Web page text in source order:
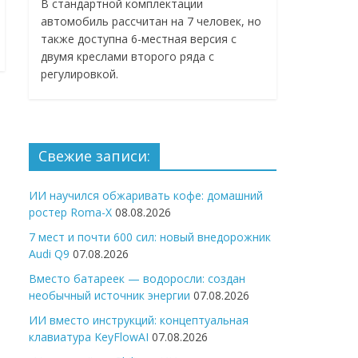
В стандартной комплектации
автомобиль рассчитан на 7 человек, но
также доступна 6-местная версия с
двумя креслами второго ряда с
регулировкой.
Свежие записи:
ИИ научился обжаривать кофе: домашний
ростер Roma-X 08.08.2026
7 мест и почти 600 сил: новый внедорожник
Audi Q9 07.08.2026
Вместо батареек — водоросли: создан
необычный источник энергии 07.08.2026
ИИ вместо инструкций: концептуальная
клавиатура KeyFlowAI 07.08.2026